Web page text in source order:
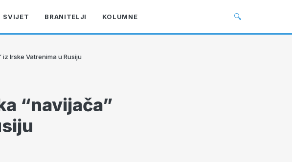
SVIJET BRANITELJI KOLUMNE 🔍
Irske Vatrenima u Rusiju
“navijača”